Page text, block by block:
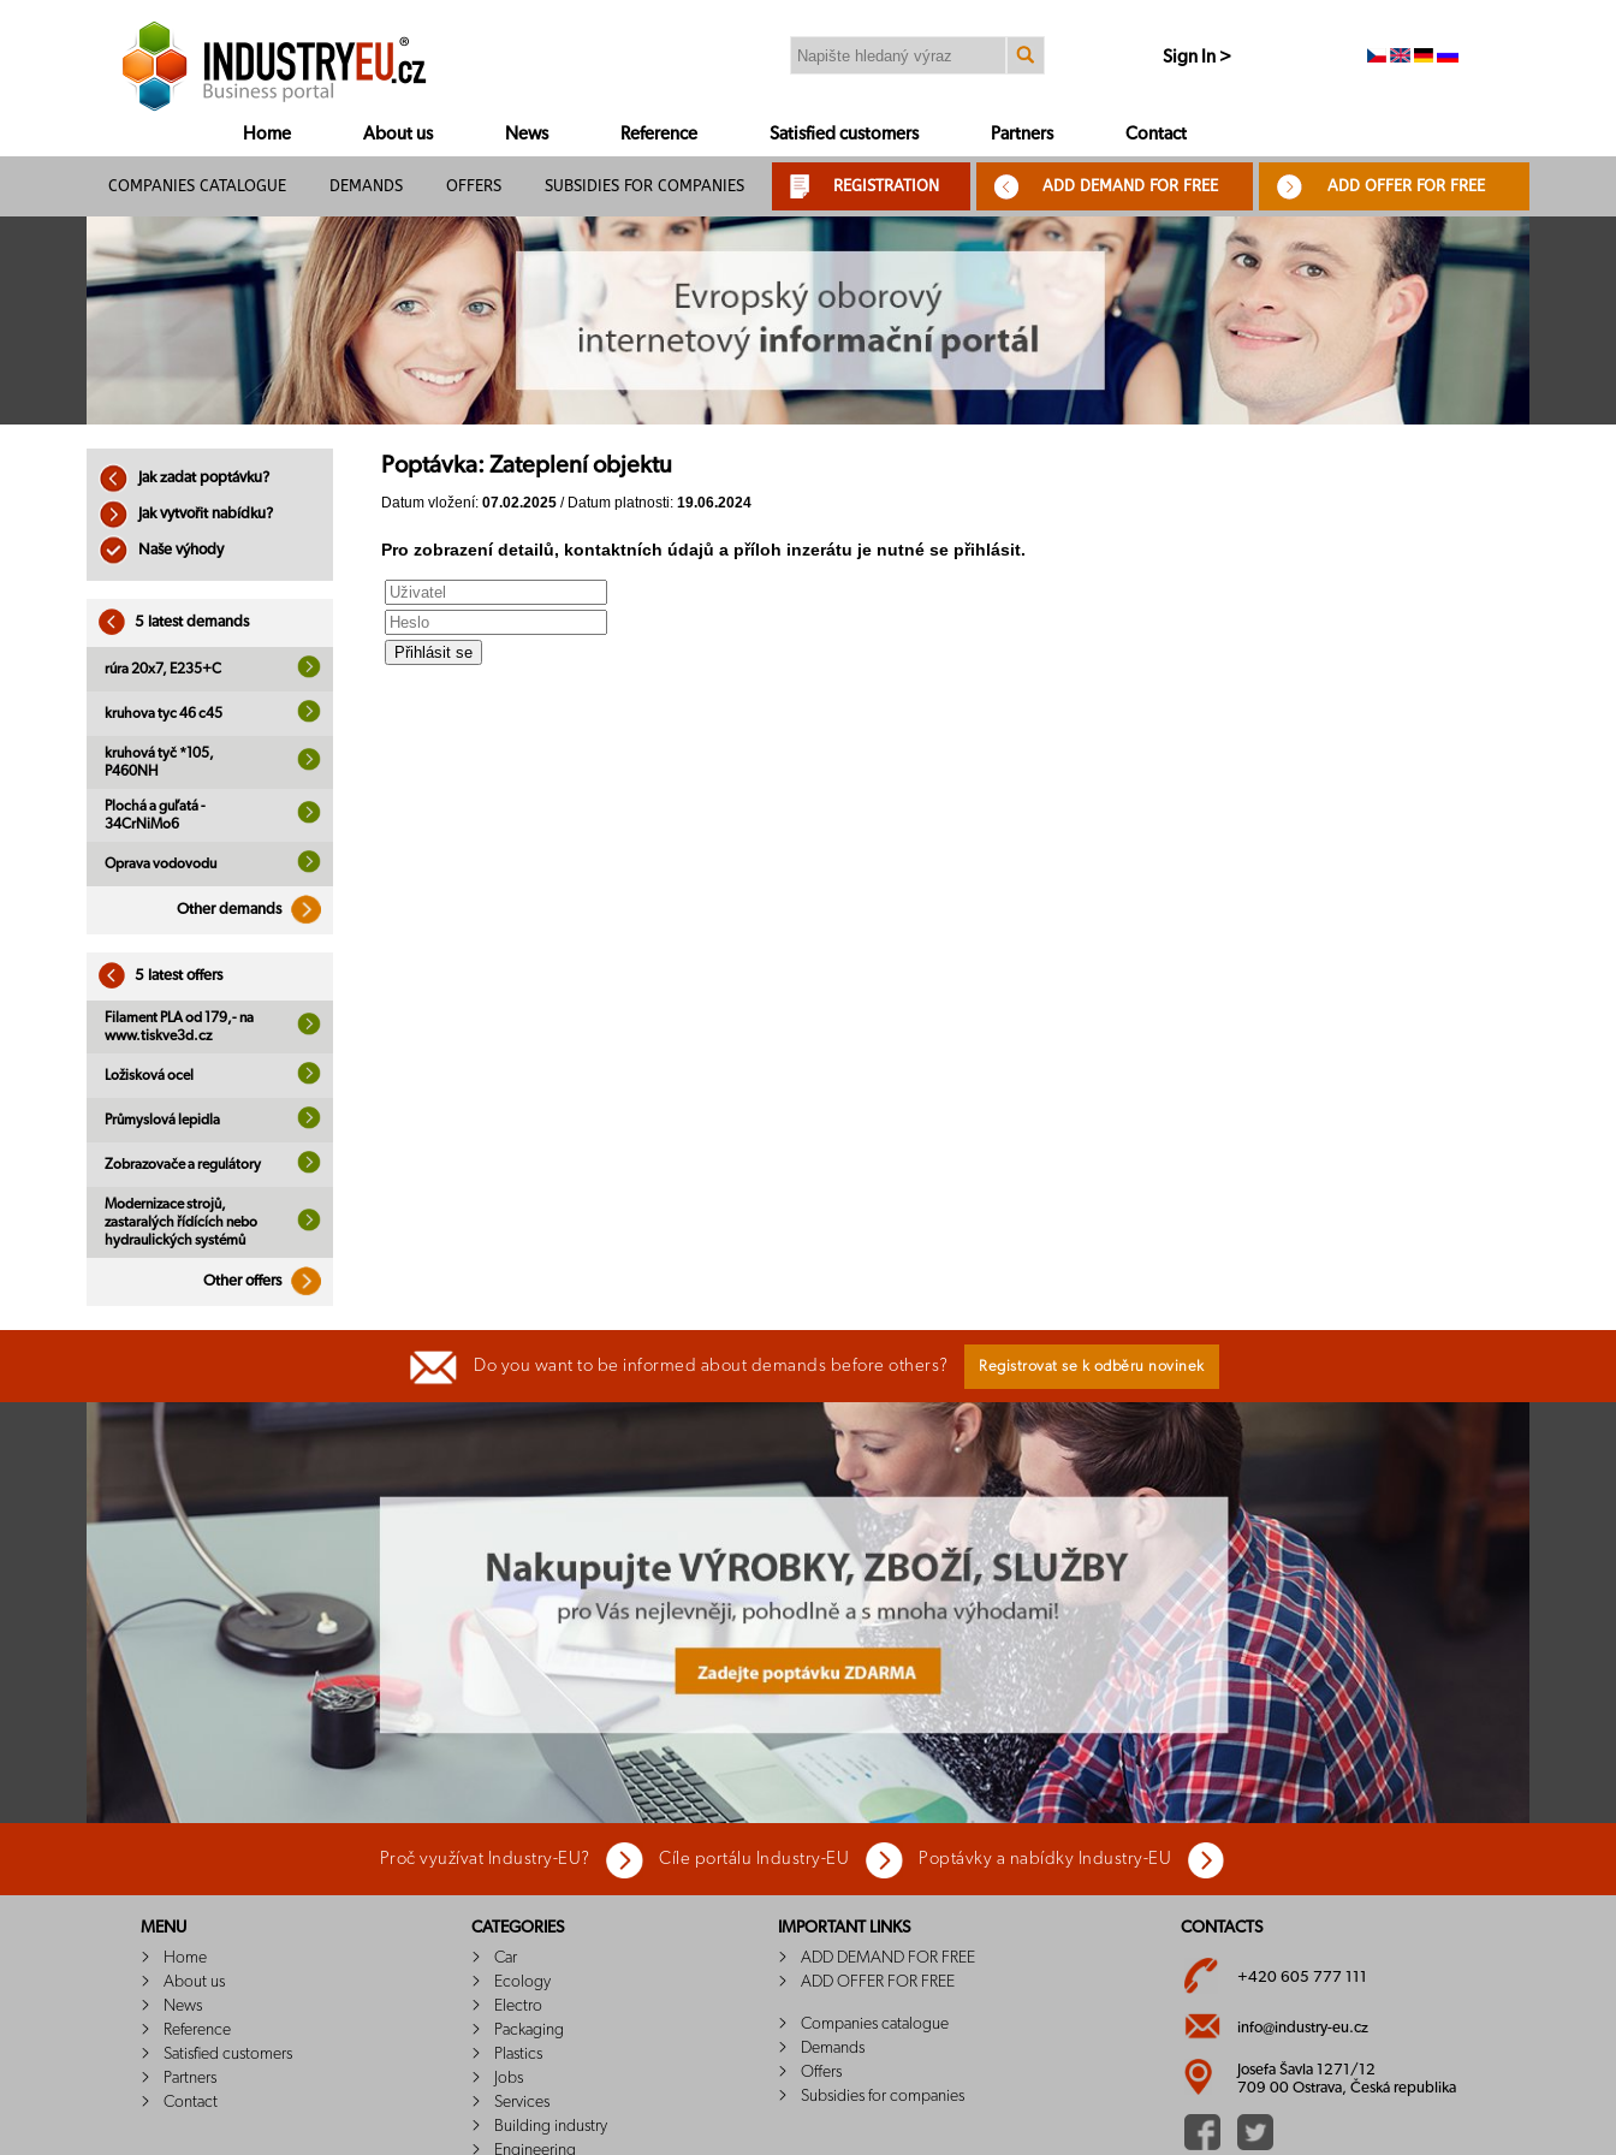
Sign In >
Home About us News Reference Satisfied customers Partners Contact
COMPANIES CATALOGUE DEMANDS OFFERS SUBSIDIES FOR COMPANIES REGISTRATION ADD DEMAND FOR FREE ADD OFFER FOR FREE
Jak zadat poptávku?
Jak vytvořit nabídku?
Naše výhody
5 latest demands
rúra 20x7, E235+C
kruhova tyc 46 c45
kruhová tyč *105,
P460NH
Plochá a guľatá -
34CrNiMo6
Oprava vodovodu
Other demands
5 latest offers
Filament PLA od 179,- na
www.tiskve3d.cz
Ložisková ocel
Průmyslová lepidla
Zobrazovače a regulátory
Modernizace strojů,
zastaralých řídících nebo
hydraulických systémů
Other offers
Poptávka: Zateplení objektu
Datum vložení: 07.02.2025 / Datum platnosti: 19.06.2024
Pro zobrazení detailů, kontaktních údajů a příloh inzerátu je nutné se přihlásit.
Do you want to be informed about demands before others? Registrovat se k odběru novinek
Proč využívat Industry-EU? Cíle portálu Industry-EU Poptávky a nabídky Industry-EU
MENU
Home
About us
News
Reference
Satisfied customers
Partners
Contact
CATEGORIES
Car
Ecology
Electro
Packaging
Plastics
Jobs
Services
Building industry
Engineering
IMPORTANT LINKS
ADD DEMAND FOR FREE
ADD OFFER FOR FREE
Companies catalogue
Demands
Offers
Subsidies for companies
CONTACTS
+420 605 777 111
info@industry-eu.cz
Josefa Šavla 1271/12
709 00 Ostrava, Česká republika